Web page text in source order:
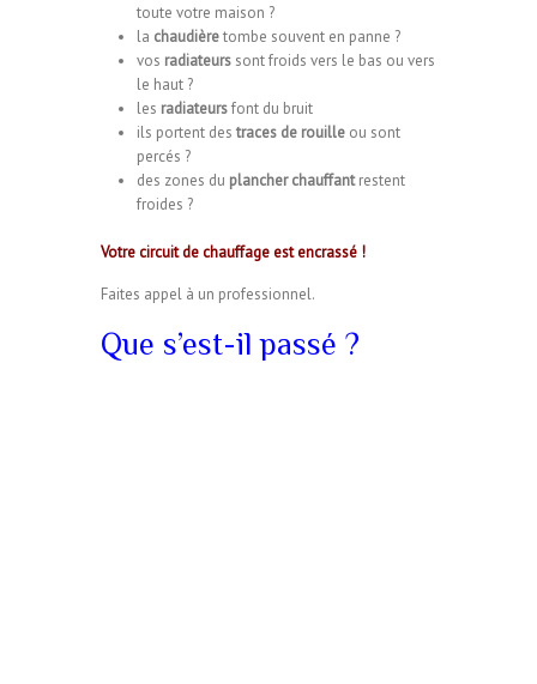
toute votre maison ?
la chaudièretombe souvent en panne ?
vos radiateurs sont froids vers le bas ou vers
le haut ?
les radiateursfont du bruit
ils portent des traces de rouille ou sont
percés ?
des zones du plancher chauffantrestent
froides ?
Votre circuit de chauffage est encrassé !
Faites appel à un professionnel.
Que s’est-il passé ?